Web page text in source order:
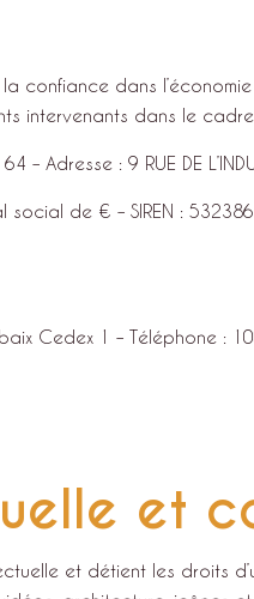
confiance dans
intervenants dans le
– Adresse :9 RUE DE
social de € – SIREN :
Cedex 1 – Téléphone :
et
et détient les droits